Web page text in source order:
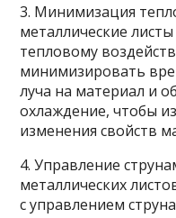
3. Минимизация
металлические
тепловому
минимизировать
луча на материал и
охлаждение, чтобы
изменения свойств
4. Управление
металлических
с управлением